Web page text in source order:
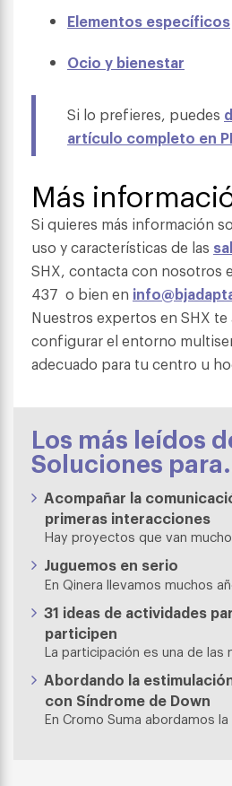
Elementos específicos
Ocio y bienestar
Si lo prefieres, puedes
artículo completo en
Más
Si quieres más información
uso y características de las
SHX, contacta con nosotros
437 o bien en
Nuestros expertos en SHX te
configurar el entorno
adecuado para tu centro u
Los más leídos
Soluciones
Acompañar la
primeras interacciones
Hay proyectos que van mucho
Juguemos en serio
En Qinera llevamos muchos
31 ideas de actividades
participen
La participación es una de las
Abordando la
con Síndrome de Down
En Cromo Suma abordamos